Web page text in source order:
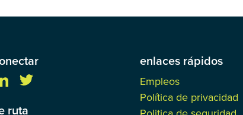
ruta
enlaces rápidos
Empleos
Política de privacidad